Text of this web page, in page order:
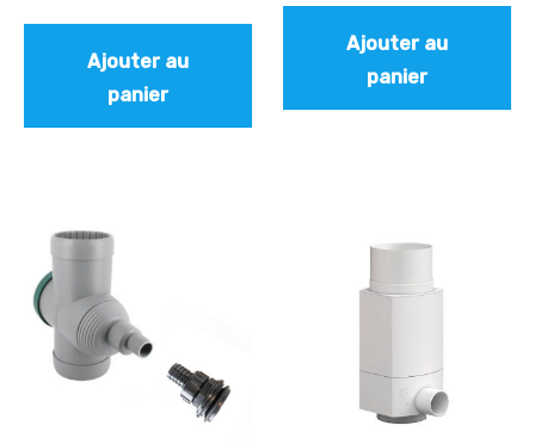
Ajouter au
panier
Ajouter au
panier